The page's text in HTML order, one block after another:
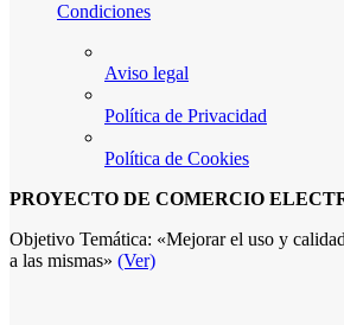
Condiciones
Aviso legal
Política de Privacidad
Política de Cookies
PROYECTO DE COMERCIO
Objetivo Temática: «Mejorar el uso y
a las mismas» (Ver)